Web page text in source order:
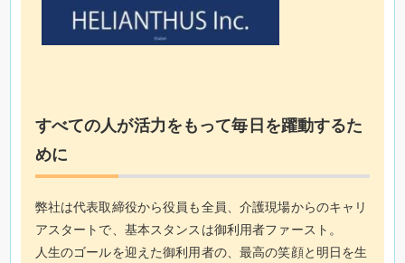
すべての人が活力をもって毎日を躍動するた
めに
弊社は代表取締役から役員も全員、介護現場からのキャリ
アスタートで、基本スタンスは御利用者ファースト。
人生のゴールを迎えた御利用者の、最高の笑顔と明日を生